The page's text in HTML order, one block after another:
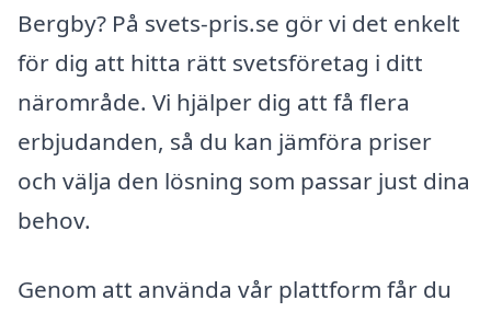
Bergby? På svets-pris.se gör vi det enkelt
för dig att hitta rätt svetsföretag i ditt
närområde. Vi hjälper dig att få flera
erbjudanden, så du kan jämföra priser
och välja den lösning som passar just dina
behov.
Genom att använda vår plattform får du